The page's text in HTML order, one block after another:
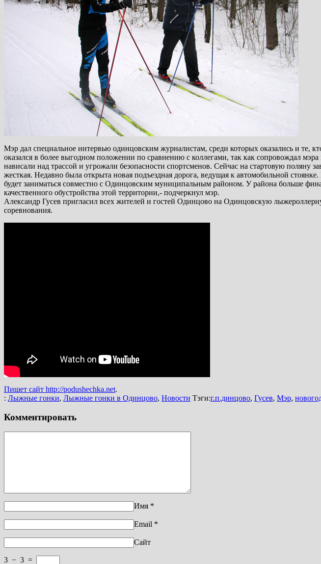
Мэр дал специальное интервью одинцовским журналистам, среди которых оказались и
оказался в более выгодном положении по сравнению с коллегами, так как сопровождал
нависали над трассой и угрожали безопасности спортсменов. Сейчас на стартовую поляну
жесткая. Недавно была открыта новая подъездная дорога, ведущая к автомобильной
будет заниматься совместно с Одинцовским муниципальным районом. У района больше
качественного обустройства этой территории,- подчеркнул мэр.
Александр Гусев пригласил всех жителей и гостей Одинцово на Одинцовскую
соревнования.
Пишет сайт http://podushechka.net.
: Лыжные гонки, Лыжные гонки в Одинцово, Новости Тэги:г.п.динцово, Гусев, Мэр,
Комментировать
Имя *
Email *
Сайт
3 − 3 =